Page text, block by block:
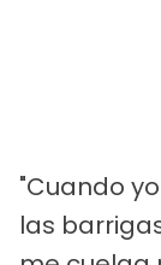
"Cuando
las